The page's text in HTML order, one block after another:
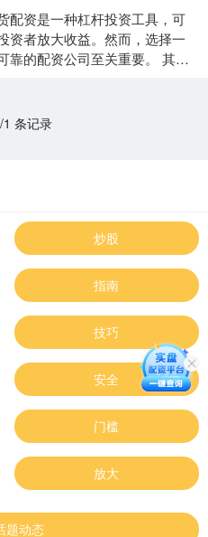
配资是一种杠杆投资工具，可
资者放大收益。然而，选择一
靠的配资公司至关重要。 其
条记录
炒股
指南
技巧
安全
门槛
放大
题动态